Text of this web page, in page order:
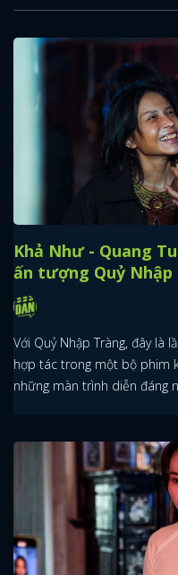
Khả Như - Quang
ấn tượng Quỷ Nhập
Với Quỷ Nhập Tràng, đây là
hợp tác trong một bộ phim
những màn trình diễn đáng